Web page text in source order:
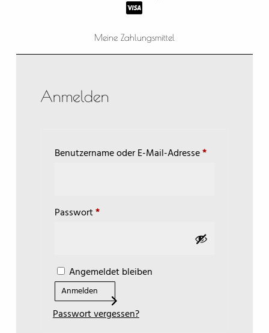

Meine Zahlungsmittel
Anmelden
Benutzername oder E-Mail-Adresse*Erforderlich
Passwort*Erforderlich
A
l
e
Angemeldet bleiben
Anmelden
Passwort vergessen?